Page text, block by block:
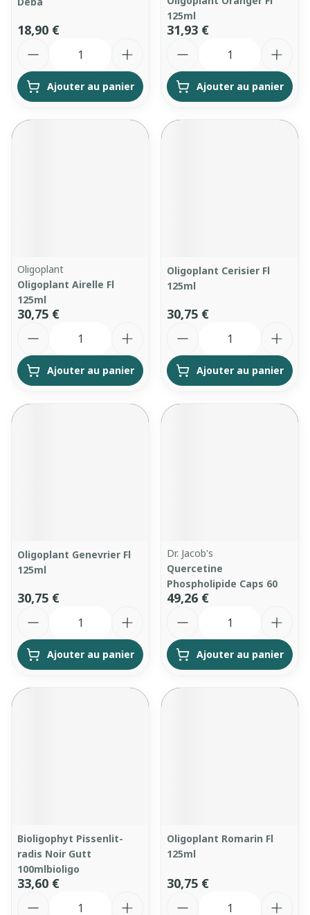
18,90 €
Ajouter au panier
125ml
31,93 €
Ajouter au panier
Oligoplant
Oligoplant Airelle Fl
125ml
30,75 €
Ajouter au panier
Oligoplant Cerisier Fl
125ml
30,75 €
Ajouter au panier
Oligoplant Genevrier Fl
125ml
30,75 €
Ajouter au panier
Dr. Jacob's
Quercetine
Phospholipide Caps 60
49,26 €
Ajouter au panier
Bioligophyt Pissenlit-
radis Noir Gutt
100mlbioligo
33,60 €
Oligoplant Romarin Fl
125ml
30,75 €